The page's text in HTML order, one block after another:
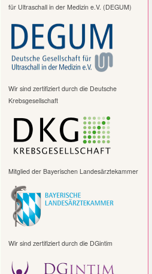
für Ultraschall in der Medizin e.V. (DEGUM)
Wir sind zertifiziert durch die Deutsche
Krebsgesellschaft
Mitglied der Bayerischen Landesärztekammer
Wir sind zertifiziert durch die DGintim